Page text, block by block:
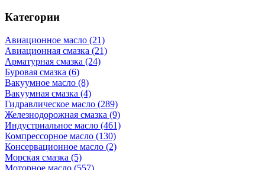
Категории
Авиационное масло (21)
Авиационная смазка (21)
Арматурная смазка (24)
Буровая смазка (6)
Вакуумное масло (8)
Вакуумная смазка (4)
Гидравлическое масло (289)
Железнодорожная смазка (9)
Индустриальное масло (461)
Компрессорное масло (130)
Консервационное масло (2)
Морская смазка (5)
Моторное масло (557)